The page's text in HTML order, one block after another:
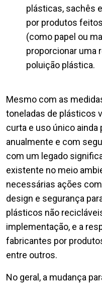
plásticas, sachês
por produtos
(como papel ou
proporcionar uma
poluição plástica.
Mesmo com as
toneladas de plásticos
curta e uso único
anualmente e com
com um legado
existente no meio
necessárias ações
design e segurança
plásticos não
implementação, e a
fabricantes por
entre outros.
No geral, a mudança